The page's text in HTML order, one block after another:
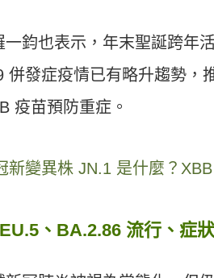
鈞也表示，年末聖誕跨年
併發症疫情已有略升趨勢
疫苗預防重症。
新變異株 JN.1 是什麼？
、BA.2.86 流行、症